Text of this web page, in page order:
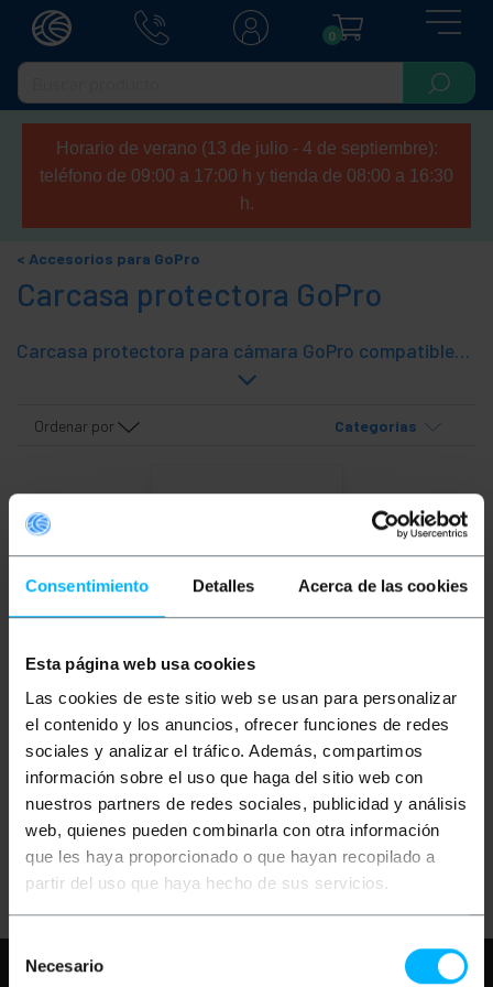
Consentimiento Detalles Acerca de las cookies
Esta página web usa cookies
Las cookies de este sitio web se usan para personalizar
el contenido y los anuncios, ofrecer funciones de redes
sociales y analizar el tráfico. Además, compartimos
información sobre el uso que haga del sitio web con
nuestros partners de redes sociales, publicidad y análisis
web, quienes pueden combinarla con otra información
que les haya proporcionado o que hayan recopilado a
partir del uso que haya hecho de sus servicios.
Selección
Necesario
0
Horario de verano (13 de julio - 4 de septiembre):
teléfono de 09:00 a 17:00 h y tienda de 08:00 a 16:30
h.
Accesorios para GoPro
Carcasa protectora GoPro
Carcasa protectora para cámara GoPro compatibles con los modelos HERO-3, HERO-2 y cámaras HD HERO de GoPro. Con estos soportes la cámara GoPro quedará más protegida.
Ordenar por Categorías
OUTLET35%
BEMATIK
Carcasa de
GoPro para drone
Walkera QR-X350
modelo ST136
PVP
3,35
2,18€
2,18€IVA inc.
PVD
3,18
2,07€
Entrega inmediata REF: HR072
Cantidad
Necesita ayuda?